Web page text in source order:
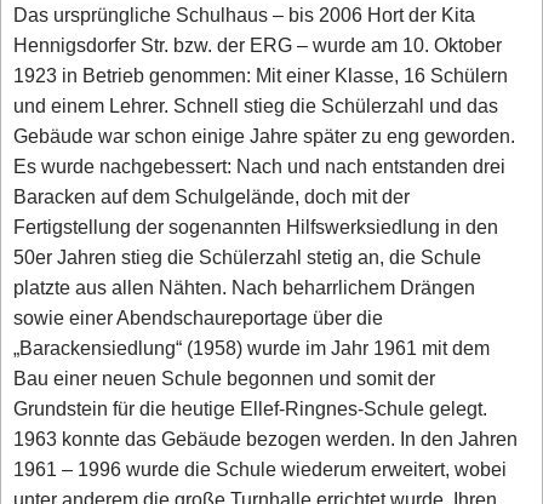
Das ursprüngliche Schulhaus – bis 2006 Hort der Kita
Hennigsdorfer Str. bzw. der ERG – wurde am 10. Oktober
1923 in Betrieb genommen: Mit einer Klasse, 16 Schülern
und einem Lehrer. Schnell stieg die Schülerzahl und das
Gebäude war schon einige Jahre später zu eng geworden.
Es wurde nachgebessert: Nach und nach entstanden drei
Baracken auf dem Schulgelände, doch mit der
Fertigstellung der sogenannten Hilfswerksiedlung in den
50er Jahren stieg die Schülerzahl stetig an, die Schule
platzte aus allen Nähten. Nach beharrlichem Drängen
sowie einer Abendschaureportage über die
„Barackensiedlung“ (1958) wurde im Jahr 1961 mit dem
Bau einer neuen Schule begonnen und somit der
Grundstein für die heutige Ellef-Ringnes-Schule gelegt.
1963 konnte das Gebäude bezogen werden. In den Jahren
1961 – 1996 wurde die Schule wiederum erweitert, wobei